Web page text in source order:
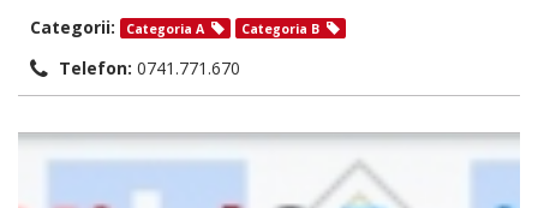
Categorii:
Categoria A Categoria B
Telefon: 0741.771.670